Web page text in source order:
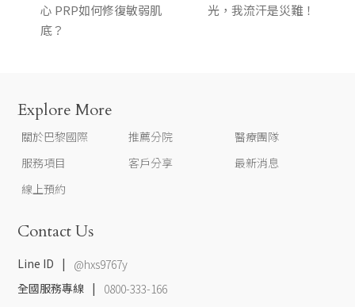
心 PRP如何修復敏弱肌
底？
光，我流汗是災難！
Explore More
關於巴黎國際 推薦分院
醫療團隊
服務項目
客戶分享
最新消息
線上預約
Contact Us
Line ID
@hxs9767y
全國服務專線
0800-333-166